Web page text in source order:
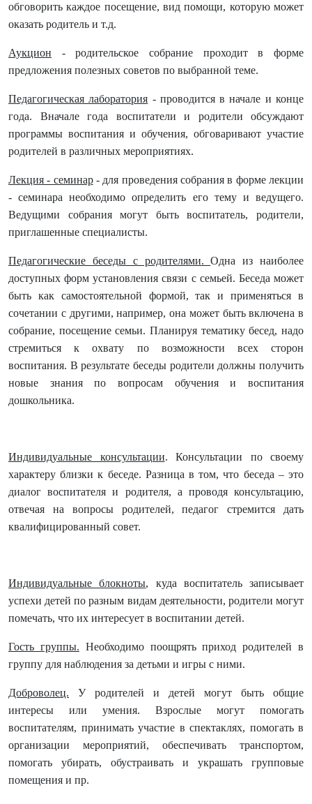
обговорить каждое посещение, вид помощи, которую может
оказать родитель и т.д.
Аукцион - родительское собрание проходит в форме
предложения полезных советов по выбранной теме.
Педагогическая лаборатория - проводится в начале и конце
года. Вначале года воспитатели и родители обсуждают
программы воспитания и обучения, обговаривают участие
родителей в различных мероприятиях.
Лекция - семинар- для проведения собрания в форме лекции
- семинара необходимо определить его тему и ведущего.
Ведущими собрания могут быть воспитатель, родители,
приглашенные специалисты.
Педагогические беседы с родителями.Одна из наиболее
доступных форм установления связи с семьей. Беседа может
быть как самостоятельной формой, так и применяться в
сочетании с другими, например, она может быть включена в
собрание, посещение семьи. Планируя тематику бесед, надо
стремиться к охвату по возможности всех сторон
воспитания. В результате беседы родители должны получить
новые знания по вопросам обучения и воспитания
дошкольника.
Индивидуальные консультации. Консультации по своему
характеру близки к беседе. Разница в том, что беседа – это
диалог воспитателя и родителя, а проводя консультацию,
отвечая на вопросы родителей, педагог стремится дать
квалифицированный совет.
Индивидуальные блокноты, куда воспитатель записывает
успехи детей по разным видам деятельности, родители могут
помечать, что их интересует в воспитании детей.
Гость группы. Необходимо поощрять приход родителей в
группу для наблюдения за детьми и игры с ними.
Доброволец. У родителей и детей могут быть общие
интересы или умения. Взрослые могут помогать
воспитателям, принимать участие в спектаклях, помогать в
организации мероприятий, обеспечивать транспортом,
помогать убирать, обустраивать и украшать групповые
помещения и пр.